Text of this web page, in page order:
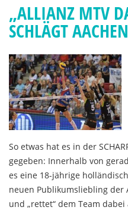
„ALLIANZ MTV
SCHLÄGT
So etwas hat es in der
gegeben: Innerhalb von
es eine 18-jährige
neuen Publikumsliebling der
und „rettet“ dem Team